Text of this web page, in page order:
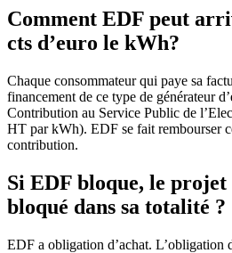
Comment EDF peut
cts d’euro le kWh?
Chaque consommateur qui paye sa
financement de ce type de générateur
Contribution au Service Public de
HT par kWh). EDF se fait rembourser
contribution.
Si EDF bloque, le projet
bloqué dans sa totalité ?
EDF a obligation d’achat. L’obligation